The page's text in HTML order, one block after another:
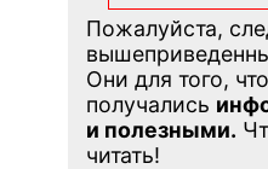
Пожалуйста,
Они для того,
получались
и полезными.
читать!